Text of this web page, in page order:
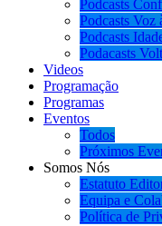
Podcasts
Podcasts Voz
Podcasts
Podacasts
Videos
Programação
Programas
Eventos
Todos
Próximos
Somos Nós
Estatuto
Equipa e
Política de